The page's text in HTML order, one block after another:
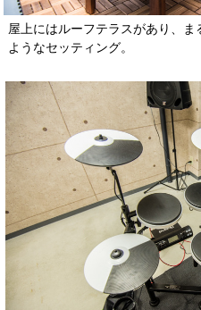
屋上にはルーフテラスがあり、
ようなセッティング。